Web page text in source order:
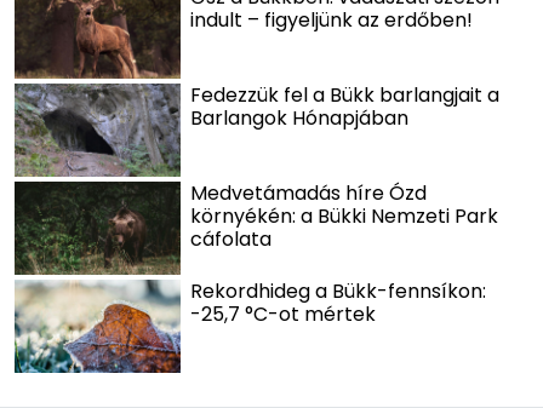
indult – figyeljünk az erdőben!
Fedezzük fel a Bükk barlangjait a
Barlangok Hónapjában
Medvetámadás híre Ózd
környékén: a Bükki Nemzeti Park
cáfolata
Rekordhideg a Bükk-fennsíkon:
-25,7 °C-ot mértek